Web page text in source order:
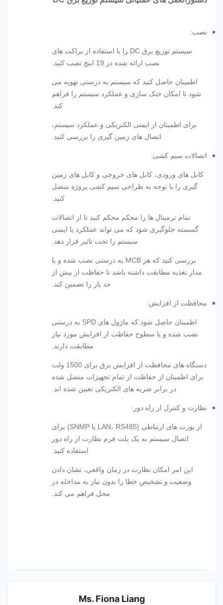
نصب:
سیستم توزیع برق DC را با استفاده از براکت های
نصب ارائه شده در 19 اینچ نصب کنید.
اطمینان حاصل کنید که سیستم به درستی تهویه می
شود تا امکان خنک سازی و عملکرد سیستم را فراهم
کند.
برای اطمینان از ایمنی الکتریکی و عملکرد سیستم،
اتصال های زمین گیری را بررسی کنید.
اتصالات سیم کشی:
کابل های ورودی، کابل های خروجی و کابل های زمین
گیری را با توجه به طراحی سیم کشی پروژه متصل
کنید.
تمام ترمینال ها را محکم محکم کنید تا از اتصالات
گسسته جلوگیری شود که می تواند عملکرد یا ایمنی
سیستم را تحت تاثیر قرار دهد.
بررسی کنید که هر MCB به درستی نصب شده و با
مدار تغذیه مطابقت داشته باشد تا حفاظت از بیش از
حد بار را تضمین کند.
محافظت از افزایش:
اطمینان حاصل شود که ماژول های SPD به درستی
نصب شده و با سطوح حفاظت از افزایش مورد نیاز
مطابقت دارند.
دستگاه های محافظت از افزایش برق برای 1500 ولت
برای اطمینان از حفاظت از تمام تجهیزات متصل شده
در برابر ضربه های الکتریکی تعیین شده اند.
نظارت و کنترل از راه دور:
از پورت های ارتباطی (LAN، RS485 یا SNMP) برای
اتصال سیستم به یک پلت فرم نظارت از راه دور
استفاده کنید.
این امر امکان نظارت در زمان واقعی، نشان دادن
وضعیت و تشخیص خطا را بدون نیاز به مداخله در
محل فراهم می کند.
Ms. Fiona Liang